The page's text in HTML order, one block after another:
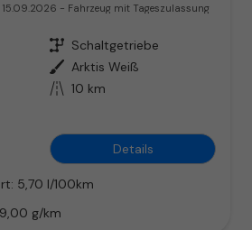
15.09.2026 Fahrzeug mit Tageszulassung
Getriebe Schaltgetriebe
Außenfarbe Arktis Weiß
Kilometerstand 10 km
Details
5,70 l/100km
g/km